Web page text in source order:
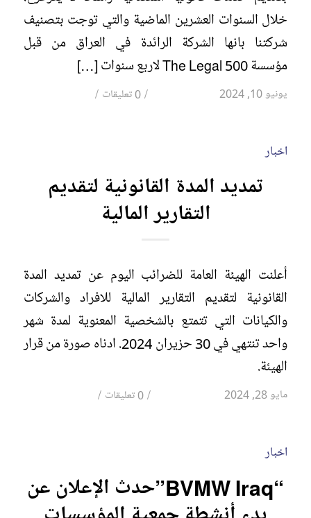
خلال السنوات العشرين الماضية والتي توجت بتصنيف
شركتنا بانها الشركة الرائدة في العراق من قبل
مؤسسة The Legal 500 لاربع سنوات […]
يونيو 10, 2024 / 0 تعليقات /
اخبار
تمديد المدة القانونية لتقديم
التقارير المالية
أعلنت الهيئة العامة للضرائب اليوم عن تمديد المدة
القانونية لتقديم التقارير المالية للافراد والشركات
والكيانات التي تتمتع بالشخصية المعنوية لمدة شهر
واحد تنتهي في 30 حزيران 2024. ادناه صورة من قرار
الهيئة.
مايو 28, 2024 / 0 تعليقات /
اخبار
“BVMW Iraq”حدث الإعلان عن